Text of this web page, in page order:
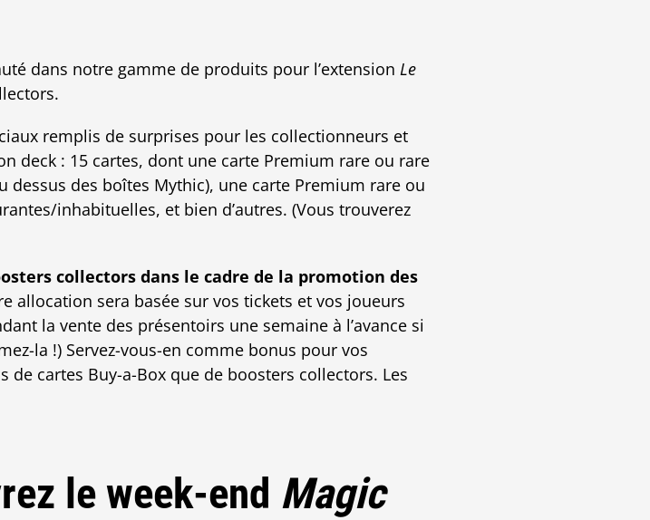
dans notre gamme de produits pour l’extension Le
remplis de surprises pour les collectionneurs et
deck : 15 cartes, dont une carte Premium rare ou rare
dessus des boîtes Mythic), une carte Premium rare ou
inhabituelles, et bien d’autres. (Vous trouverez
collectors dans le cadre de la promotion des
allocation sera basée sur vos tickets et vos joueurs
la vente des présentoirs une semaine à l’avance si
la !) Servez-vous-en comme bonus pour vos
cartes Buy-a-Box que de boosters collectors. Les
le week-end Magic